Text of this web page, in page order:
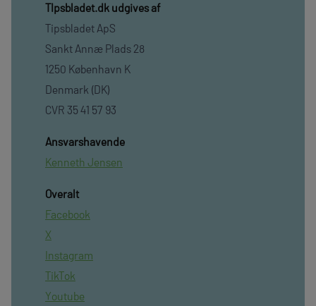
TIpsbladet.dk udgives af
Tipsbladet ApS
Sankt Annæ Plads 28
1250 København K
Denmark (DK)
CVR 35 41 57 93
Ansvarshavende
Kenneth Jensen
Overalt
Facebook
X
Instagram
TikTok
Youtube